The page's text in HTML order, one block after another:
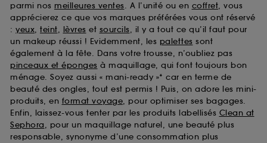
parmi nos meilleures ventes. A l’unité ou en coffret, vous
apprécierez ce que vos marques préférées vous ont réservé
: yeux, teint, lèvres et sourcils, il y a tout ce qu’il faut pour
un makeup réussi ! Evidemment, les palettes sont
également à la fête. Dans votre trousse, n’oubliez pas
pinceaux et éponges à maquillage, qui font toujours bon
ménage. Soyez aussi « mani-ready »* car en terme de
beauté des ongles, tout est permis ! Puis, on adore les mini-
produits, en format voyage, pour optimiser ses bagages.
Enfin, laissez-vous tenter par les produits labellisés Clean at
Sephora, pour un maquillage naturel, une beauté plus
responsable, synonyme d’une consommation plus